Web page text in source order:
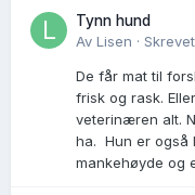
Tynn hund
Av Lisen · Skrevet
De får mat til
frisk og rask.
veterinæren alt.
ha. Hun er også
mankehøyde og